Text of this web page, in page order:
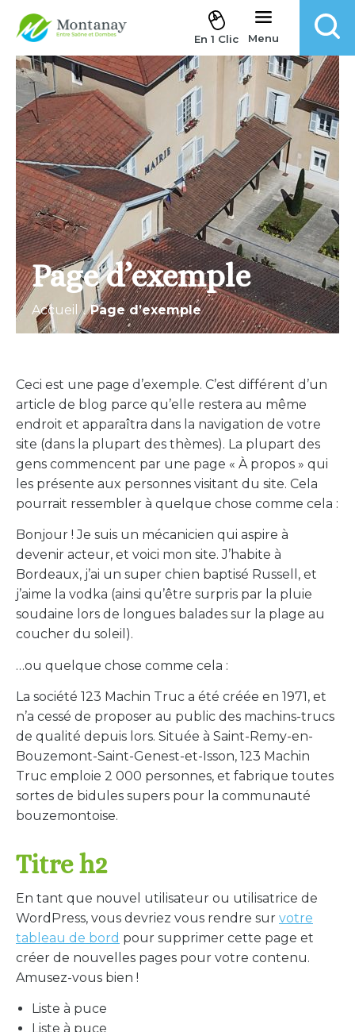
Aller au contenu
En 1 Clic Menu
Page d’exemple
Accueil . Page d’exemple
Ceci est une page d’exemple. C’est différent d’un
article de blog parce qu’elle restera au même
endroit et apparaîtra dans la navigation de votre
site (dans la plupart des thèmes). La plupart des
gens commencent par une page « À propos » qui
les présente aux personnes visitant du site. Cela
pourrait ressembler à quelque chose comme cela :
Bonjour ! Je suis un mécanicien qui aspire à
devenir acteur, et voici mon site. J’habite à
Bordeaux, j’ai un super chien baptisé Russell, et
j’aime la vodka (ainsi qu’être surpris par la pluie
soudaine lors de longues balades sur la plage au
coucher du soleil).
…ou quelque chose comme cela :
La société 123 Machin Truc a été créée en 1971, et
n’a cessé de proposer au public des machins-trucs
de qualité depuis lors. Située à Saint-Remy-en-
Bouzemont-Saint-Genest-et-Isson, 123 Machin
Truc emploie 2 000 personnes, et fabrique toutes
sortes de bidules supers pour la communauté
bouzemontoise.
Titre h2
En tant que nouvel utilisateur ou utilisatrice de
WordPress, vous devriez vous rendre sur votre
tableau de bord pour supprimer cette page et
créer de nouvelles pages pour votre contenu.
Amusez-vous bien !
Liste à puce
Liste à puce